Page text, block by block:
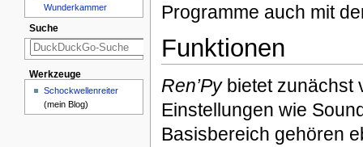
Programme auch mit
Funktionen
Ren’Pybietet zunächst
Einstellungen wie
Basisbereich gehören
Wunderkammer
Suche
Werkzeuge
Schockwellenreiter
(mein Blog)